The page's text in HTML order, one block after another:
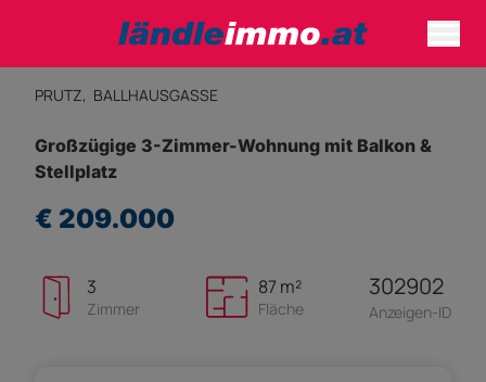
PRUTZ, BALLHAUSGASSE
Großzügige 3-Zimmer-Wohnung mit Balkon &
Stellplatz
€ 209.000
3
Zimmer
87 m²
Fläche
302902
Anzeigen-ID